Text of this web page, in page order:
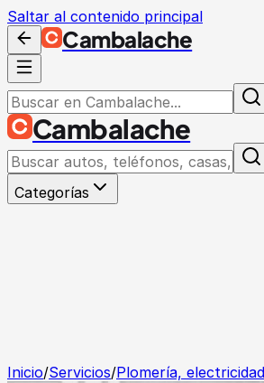
Saltar al contenido principal
Cambalache
Cambalache
Categorías
Inicio/Servicios/Plomería,